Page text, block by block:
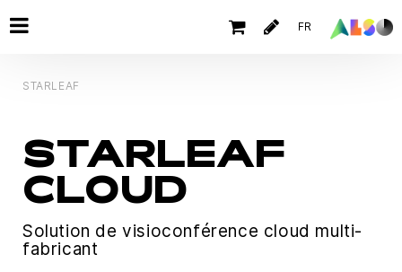
FR
STARLEAF
STARLEAF
CLOUD
Solution de visioconférence cloud multi-
fabricant